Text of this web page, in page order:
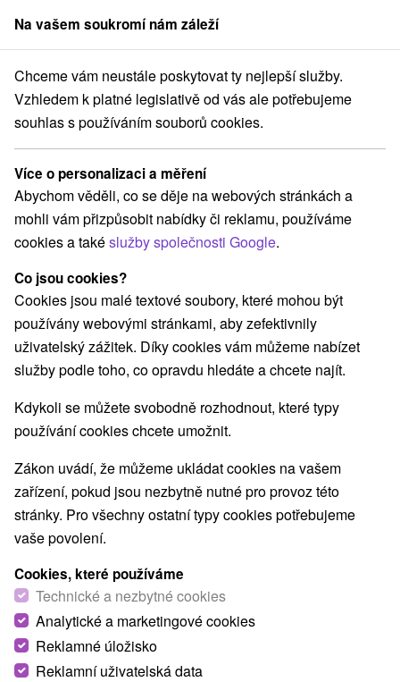
člen skupinySorger
Žilinský kraj Kalameny Chalupa u Miškov na Liptove Kalameny
Chalupa u Miškov na Liptove
Kalameny
Kalameny
Rezervovat přes booking
REZERVACE A VÝBĚR POBYTU
Kontaktujte přímo ubytovatele.
Navigovat do místa
Na vašem soukromí nám záleží
Chceme vám neustále poskytovat ty nejlepší služby.
Vzhledem k platné legislativě od vás ale potřebujeme
souhlas s používáním souborů cookies.
Více o personalizaci a měření
Abychom věděli, co se děje na webových stránkách a
mohli vám přizpůsobit nabídky či reklamu, používáme
cookies a takéslužby společnosti Google.
Co jsou cookies?
Cookies jsou malé textové soubory, které mohou být
používány webovými stránkami, aby zefektivnily
uživatelský zážitek. Díky cookies vám můžeme nabízet
služby podle toho, co opravdu hledáte a chcete najít.
Kdykoli se můžete svobodně rozhodnout, které typy
používání cookies chcete umožnit.
Zákon uvádí, že můžeme ukládat cookies na vašem
zařízení, pokud jsou nezbytně nutné pro provoz této
stránky. Pro všechny ostatní typy cookies potřebujeme
vaše povolení.
Cookies, které používáme
Technické a nezbytné cookies
Analytické a marketingové cookies
Reklamné úložisko
Reklamní uživatelská data